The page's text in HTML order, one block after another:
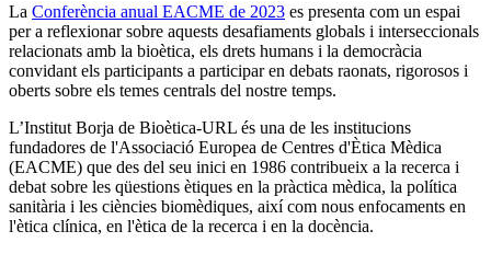
La Conferència anual EACME de 2023 es presenta com un espai
per a reflexionar sobre aquests desafiaments globals i interseccionals
relacionats amb la bioètica, els drets humans i la democràcia
convidant els participants a participar en debats raonats, rigorosos i
oberts sobre els temes centrals del nostre temps.
L’Institut Borja de Bioètica-URL és una de les institucions
fundadores de l'Associació Europea de Centres d'Ètica Mèdica
(EACME) que des del seu inici en 1986 contribueix a la recerca i
debat sobre les qüestions ètiques en la pràctica mèdica, la política
sanitària i les ciències biomèdiques, així com nous enfocaments en
l'ètica clínica, en l'ètica de la recerca i en la docència.